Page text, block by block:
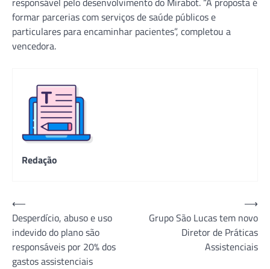
formar parcerias com serviços de saúde públicos e
particulares para encaminhar pacientes”, completou a
vencedora.
Redação
Navegação
de
Post
⟵
Desperdício, abuso e uso
indevido do plano são
responsáveis por 20% dos
gastos assistenciais
Grupo São Lucas tem novo
Diretor de Práticas
Assistenciais
⟶